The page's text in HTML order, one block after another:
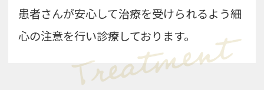
患者さんが安心して治療を受けられるよう細
心の注意を行い診療しております。